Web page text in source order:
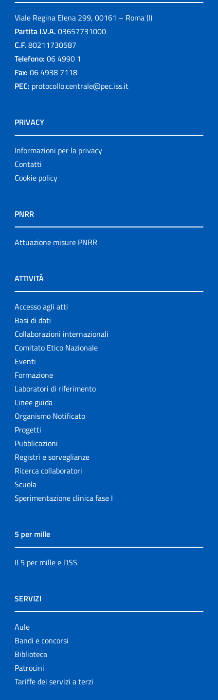
Viale Regina Elena 299, 00161 – Roma (I)
Partita I.V.A. 03657731000
C.F. 80211730587
Telefono: 06 4990 1
Fax: 06 4938 7118
PEC: protocollo.centrale@pec.iss.it
PRIVACY
Informazioni per la privacy
Contatti
Cookie policy
PNRR
Attuazione misure PNRR
ATTIVITÀ
Accesso agli atti
Basi di dati
Collaborazioni internazionali
Comitato Etico Nazionale
Eventi
Formazione
Laboratori di riferimento
Linee guida
Organismo Notificato
Progetti
Pubblicazioni
Registri e sorveglianze
Ricerca collaboratori
Scuola
Sperimentazione clinica fase I
5 per mille
Il 5 per mille e l'ISS
SERVIZI
Aule
Bandi e concorsi
Biblioteca
Patrocini
Tariffe dei servizi a terzi